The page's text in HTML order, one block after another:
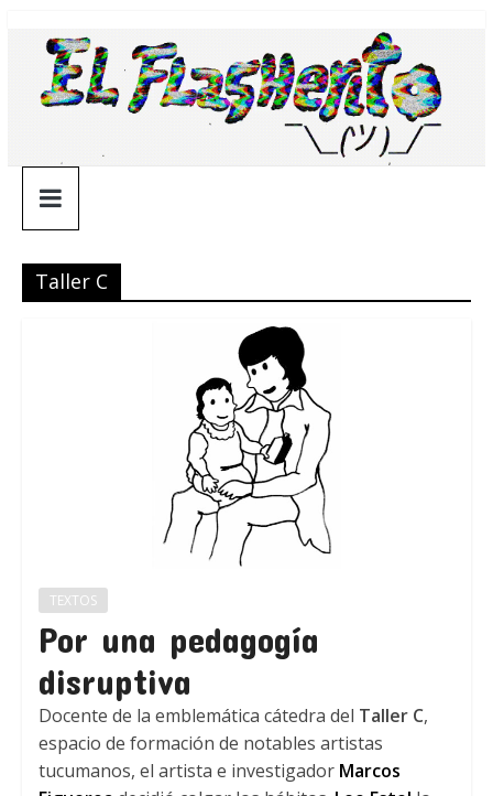
contenido
¯\_(ツ)_/
¯
Taller C
TEXTOS
Por una pedagogía
disruptiva
Docente de la emblemática cátedra del Taller C,
espacio de formación de notables artistas
tucumanos, el artista e investigador Marcos